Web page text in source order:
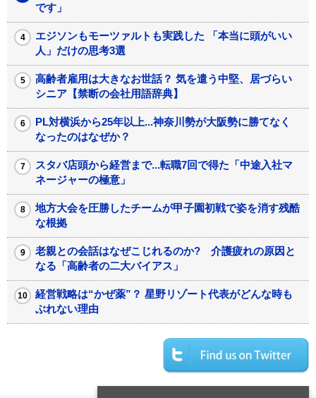
です」
エジソンもモーツァルトも実践した 「本当に頭がいい
人」だけの思考3選
高齢者雇用は大きなお世話？ 気を遣う中堅、居づらい
シニア【禁断の会社用語辞典】
PL対横浜から25年以上...神奈川勢が大阪勢に勝てなく
なったのはなぜか？
スタバ店頭から経営まで...転職7回で得た「中途入社マ
ネージャーの極意」
地方大会を圧勝したチームが甲子園初戦で姿を消す残酷
な根拠
老親との会話はなぜこじれるのか? 介護疲れの原因と
なる「高齢者の二大バイアス」
経営戦略は“かぜ薬”？ 星野リゾート代表がどんな時も
ぶれない理由